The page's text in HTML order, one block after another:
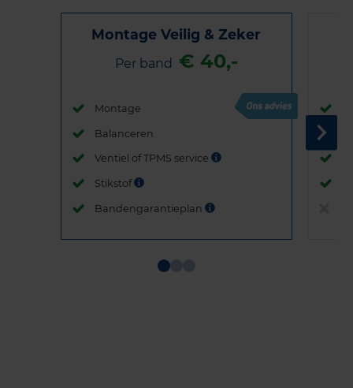
Montage Veilig & Zeker
Per band € 40,-
Montage
Balanceren
Ventiel of TPMS service
Stikstof
Bandengarantieplan